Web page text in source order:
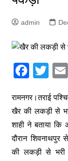
admin
F
c
e
b
o
T
itt
er
रामनगर।तराई
खैर की लकड़ी से
शाही ने बताया
दौरान
की लकड़ी से भरी